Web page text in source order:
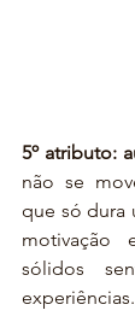
5º atributo:
não se
que só dura
motivação
sólidos
experiências.